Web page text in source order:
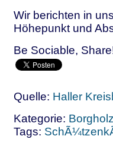
Wir berichten in
Höhepunkt und
Be Sociable,
Quelle: Haller
Kategorie:
Tags: